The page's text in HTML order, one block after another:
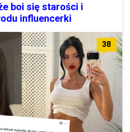
boi się starości i
influencerki
38